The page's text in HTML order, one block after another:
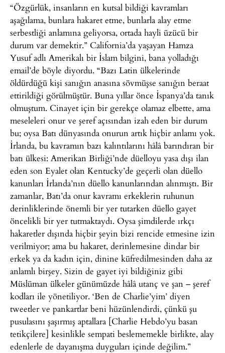
“Özgürlük, insanların en kutsal bildiği kavramları
aşağılama, bunlara hakaret etme, bunlarla alay etme
serbestliği anlamına geliyorsa, ortada hayli üzücü bir
durum var demektir.” California’da yaşayan Hamza
Yusuf adlı Amerikalı bir İslam bilgini, bana yolladığı
email’de böyle diyordu. “Bazı Latin ülkelerinde
öldürdüğü kişi sanığın anasına sövmüşse sanığın beraat
ettirildiği görülmüştür. Buna yıllar önce İspanya’da tanık
olmuştum. Cinayet için bir gerekçe olamaz elbette, ama
meseleleri onur ve şeref açısından izah eden bir durum
bu; oysa Batı dünyasında onurun artık hiçbir anlamı yok.
İrlanda, bu kavramın bazı kalıntılarını hâlâ barındıran bir
batı ülkesi: Amerikan Birliği’nde düelloyu yasa dışı ilan
eden son Eyalet olan Kentucky’de geçerli olan düello
kanunları İrlanda’nın düello kanunlarından alınmıştı. Bir
zamanlar, Batı’da onur kavramı erkeklerin ruhunun
derinliklerinde önemli bir yer tutarken düello gayet
öncelikli bir yer tutmaktaydı. Oysa şimdilerde ırkçı
hakaretler dışında hiçbir şeyin bizi rencide etmesine izin
verilmiyor; ama bu hakaret, derinlemesine dindar bir
erkek ya da kadın için, dinine küfredilmesinden daha az
anlamlı birşey. Sizin de gayet iyi bildiğiniz gibi
Müslüman ülkeler günümüzde hâlâ utanç ve şan – şeref
kodları ile yönetiliyor. ‘Ben de Charlie’yim’ diyen
tweetler ve pankartlar beni hüzünlendirdi, çünkü şu
pusulasını şaşırmış aptallara [Charlie Hebdo’yu basan
tetikçilere] kesinlikle sempati beslememekle birlikte, alay
edenlerle de dayanışma duyguları içinde değilim.”